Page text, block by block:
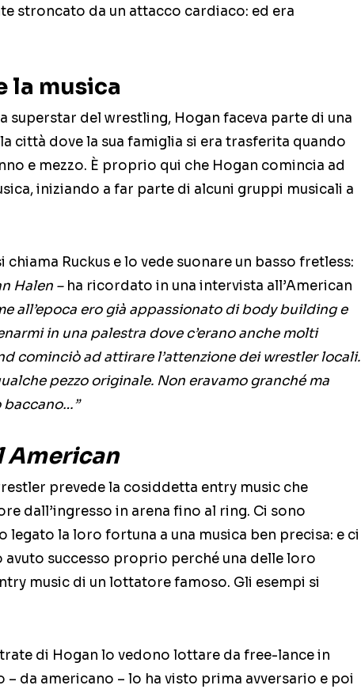
stroncato da un attacco cardiaco: ed era
la musica
superstar del wrestling, Hogan faceva parte di una
città dove la sua famiglia si era trasferita quando
e mezzo. È proprio qui che Hogan comincia ad
iniziando a far parte di alcuni gruppi musicali a
Ruckus e lo vede suonare un basso fretless:
Halen – ha ricordato in una intervista all’American
all’epoca ero già appassionato di body building e
in una palestra dove c’erano anche molti
cominciò ad attirare l’attenzione dei wrestler locali.
pezzo originale. Non eravamo granché ma
baccano…”
American
prevede la cosiddetta entry music che
dall’ingresso in arena fino al ring. Ci sono
legato la loro fortuna a una musica ben precisa: e ci
avuto successo proprio perché una delle loro
music di un lottatore famoso. Gli esempi si
di Hogan lo vedono lottare da free-lance in
– da americano – lo ha visto prima avversario e poi